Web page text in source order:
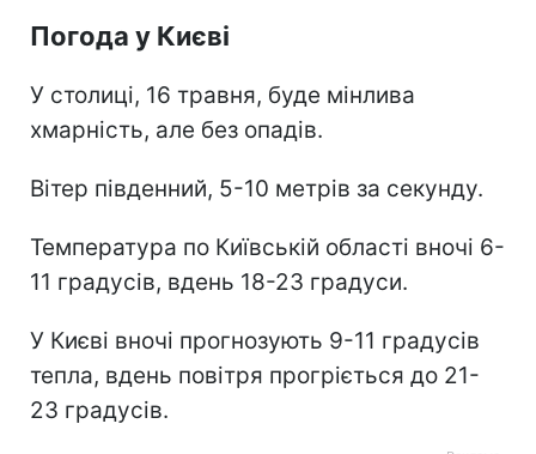
Погода у Києві
У столиці, 16 травня, буде мінлива
хмарність, але без опадів.
Вітер південний, 5-10 метрів за секунду.
Температура по Київській області вночі 6-
11 градусів, вдень 18-23 градуси.
У Києві вночі прогнозують 9-11 градусів
тепла, вдень повітря прогріється до 21-
23 градусів.